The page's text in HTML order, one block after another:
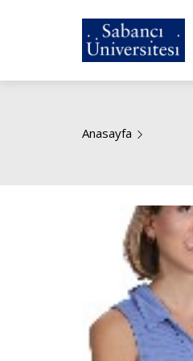
Anasayfa